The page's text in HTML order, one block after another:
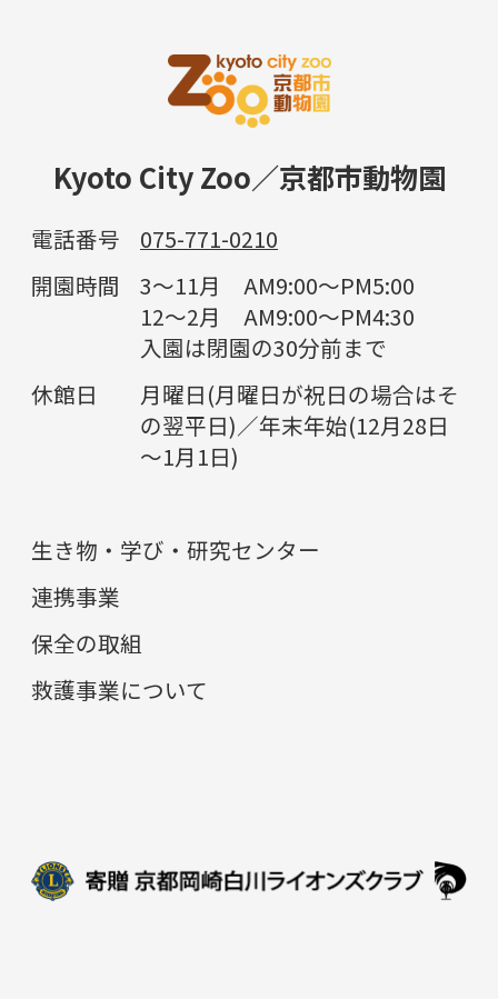
Kyoto City Zoo／京都市動物園
電話番号
075-771-0210
開園時間
3～11月 AM9:00～PM5:00
12～2月 AM9:00～PM4:30
入園は閉園の30分前まで
休館日
月曜日(月曜日が祝日の場合はそ
の翌平日)／年末年始(12月28日
～1月1日)
生き物・学び・研究センター
連携事業
保全の取組
救護事業について